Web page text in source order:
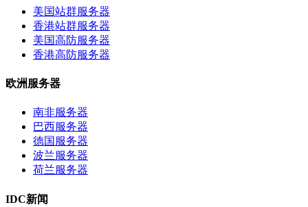
美国站群服务器
香港站群服务器
美国高防服务器
香港高防服务器
欧洲服务器
南非服务器
巴西服务器
德国服务器
波兰服务器
荷兰服务器
IDC新闻